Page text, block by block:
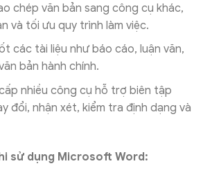
chép văn bản sang công cụ khác,
và tối ưu quy trình làm việc.
các tài liệu như báo cáo, luận văn,
bản hành chính.
nhiều công cụ hỗ trợ biên tập
đổi, nhận xét, kiểm tra định dạng và
sử dụng Microsoft Word: